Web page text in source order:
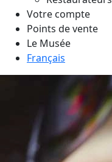
Votre compte
Points de vente
Le Musée
Français